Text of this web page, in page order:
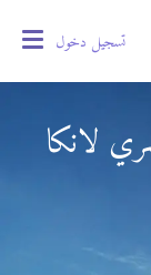
تسجيل دخول
لانكا